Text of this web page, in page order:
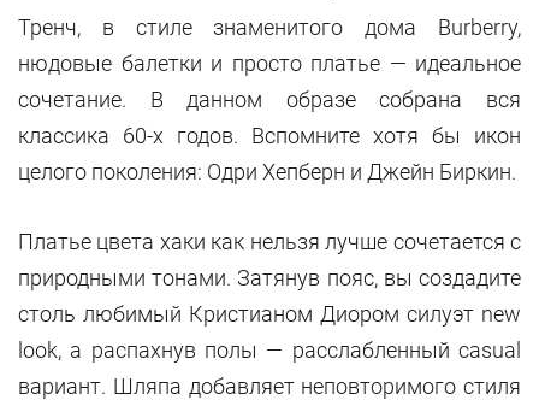
Тренч, в стиле знаменитого дома Burberry,
нюдовые балетки и просто платье — идеальное
сочетание. В данном образе собрана вся
классика 60-х годов. Вспомните хотя бы икон
целого поколения: Одри Хепберн и Джейн Биркин.
Платье цвета хаки как нельзя лучше сочетается с
природными тонами. Затянув пояс, вы создадите
столь любимый Кристианом Диором силуэт new
look, а распахнув полы — расслабленный casual
вариант. Шляпа добавляет неповторимого стиля